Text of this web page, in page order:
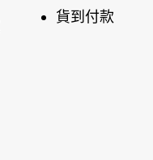
貨到付款